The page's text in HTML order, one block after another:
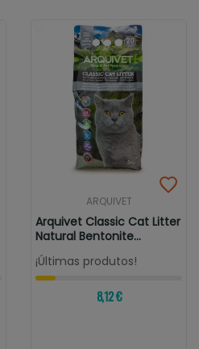
ARQUIVET
Arquivet Classic Cat Litter
Natural Bentonite
Carbón...
¡Últimas produtos!
8,12 €